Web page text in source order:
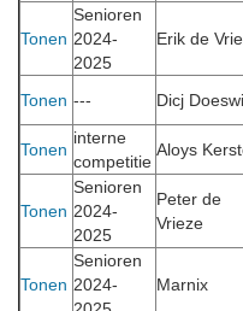
Tonen
Senioren
2024-
2025
Erik de
Tonen --- Dicj
Tonen
interne
competitie
Aloys
Tonen
Senioren
2024-
2025
Peter de
Vrieze
Tonen
Senioren
2024-
Marnix